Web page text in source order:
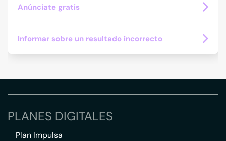
Anúnciate gratis
Informar sobre un resultado incorrecto
PLANES DIGITALES
Plan Impulsa